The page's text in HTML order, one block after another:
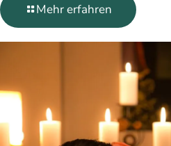
Mehr erfahren